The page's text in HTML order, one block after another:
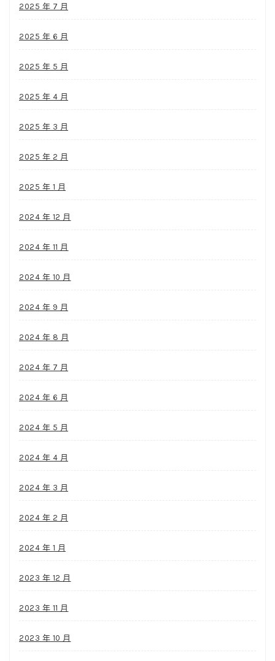
2025 年 7 月
2025 年 6 月
2025 年 5 月
2025 年 4 月
2025 年 3 月
2025 年 2 月
2025 年 1 月
2024 年 12 月
2024 年 11 月
2024 年 10 月
2024 年 9 月
2024 年 8 月
2024 年 7 月
2024 年 6 月
2024 年 5 月
2024 年 4 月
2024 年 3 月
2024 年 2 月
2024 年 1 月
2023 年 12 月
2023 年 11 月
2023 年 10 月